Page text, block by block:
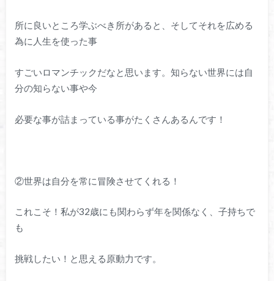
所に良いところ学ぶべき所があると、そしてそれを広める
為に人生を使った事
すごいロマンチックだなと思います。知らない世界には自
分の知らない事や今
必要な事が詰まっている事がたくさんあるんです！
②世界は自分を常に冒険させてくれる！
これこそ！私が32歳にも関わらず年を関係なく、子持ちで
も
挑戦したい！と思える原動力です。